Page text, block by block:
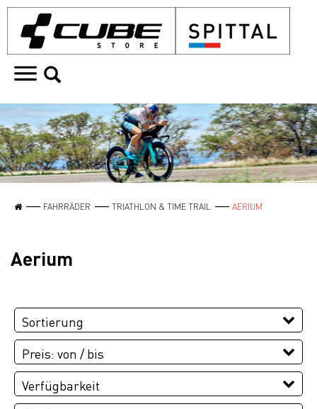
FAHRRÄDER TRIATHLON & TIME TRAIL AERIUM
Aerium
Sortierung
Preis: von / bis
EUR
EUR
Verfügbarkeit